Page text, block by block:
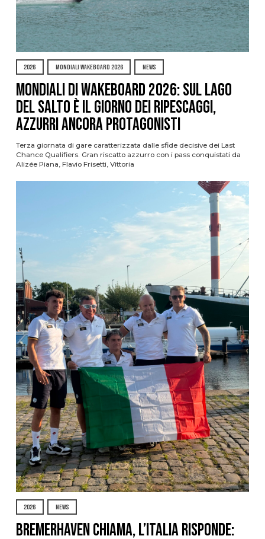
2026 MONDIALI WAKEBOARD 2026 NEWS
Mondiali di Wakeboard 2026: sul Lago
del Salto è il giorno dei ripescaggi,
azzurri ancora protagonisti
Terza giornata di gare caratterizzata dalle sfide decisive dei Last
Chance Qualifiers. Gran riscatto azzurro con i pass conquistati da
Alizée Piana, Flavio Frisetti, Vittoria
2026 NEWS
Bremerhaven chiama, l’Italia risponde: